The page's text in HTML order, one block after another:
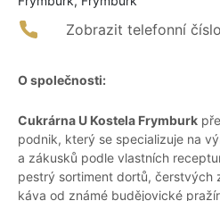
Zobrazit telefonní číslo
O společnosti:
Cukrárna U Kostela Frymburk
podnik, který se specializuje na
a zákusků podle vlastních
pestrý sortiment dortů, čerstvých
káva od známé budějovické